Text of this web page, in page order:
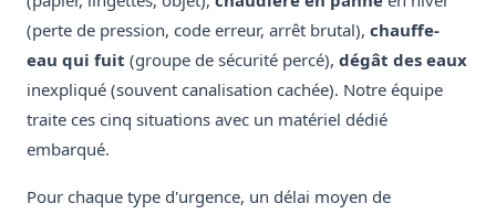
(perte de pression, code erreur, arrêt brutal), chauffe-
eau qui fuit (groupe de sécurité percé), dégât des eaux
inexpliqué (souvent canalisation cachée). Notre équipe
traite ces cinq situations avec un matériel dédié
embarqué.
Pour chaque type d'urgence, un délai moyen de